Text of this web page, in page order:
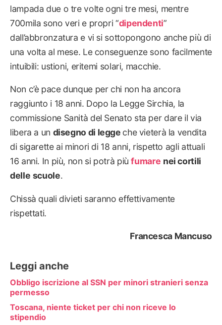
lampada due o tre volte ogni tre mesi, mentre
700mila sono veri e propri “dipendenti”
dall’abbronzatura e vi si sottopongono anche più di
una volta al mese. Le conseguenze sono facilmente
intuibili: ustioni, eritemi solari, macchie.
Non c’è pace dunque per chi non ha ancora
raggiunto i 18 anni. Dopo la Legge Sirchia, la
commissione Sanità del Senato sta per dare il via
libera a un disegno di legge che vieterà la vendita
di sigarette ai minori di 18 anni, rispetto agli attuali
16 anni. In più, non si potrà piùfumare nei cortili
delle scuole.
Chissà quali divieti saranno effettivamente
rispettati.
Francesca Mancuso
Leggi anche
Obbligo iscrizione al SSN per minori stranieri senza
permesso
Toscana, niente ticket per chi non riceve lo
stipendio